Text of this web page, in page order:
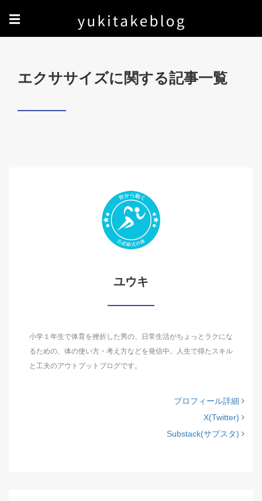
☰
エクササイズに関する記事一覧
ユウキ
小学１年生で体育を挫折した男の、日常生活がちょっとラクにな
るための、体の使い方・考え方などを発信中。人生で得たスキル
と工夫のアウトプットブログです。
プロフィール詳細
X(Twitter)
Substack(サブスタ)